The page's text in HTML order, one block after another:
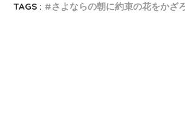
TAGS :
さよならの朝に約束の花をかざ